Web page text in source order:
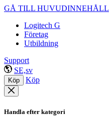
GÅ TILL HUVUDINNEHÅLL
Logitech G
Företag
Utbildning
Support
SE,sv
Köp Köp
Handla efter kategori